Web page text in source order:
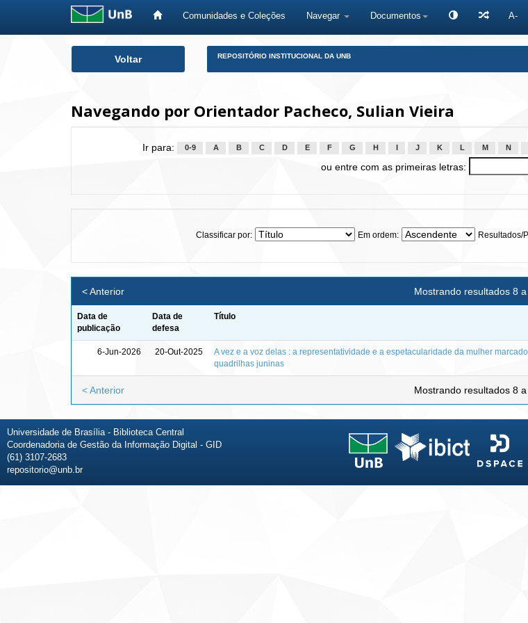
Comunidades e Coleções Navegar Documentos A-
Voltar REPOSITÓRIO INSTITUCIONAL DA UNB
Navegando por Orientador Pacheco, Sulian Vieira
Ir para: 0-9 A B C D E F G H J K L M N
ou entre com as primeiras letras:
Classificar por: Em ordem: Resultados/
Mostrando resultados 8
< Anterior
Data de
publicação
Data de
defesa
Título
6-Jun-2026 20-Out-2025
A vez e a voz delas : a representatividade e a espetacularidade da mulher
quadrilhas juninas
Mostrando resultados 8
< Anterior
Universidade de Brasília - Biblioteca Central
Coordenadoria de Gestão da Informação Digital - GID
(61) 3107-2683
repositorio@unb.br